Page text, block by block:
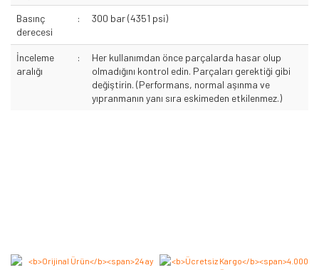
Basınç
derecesi
: 300 bar (4351 psi)
İnceleme
aralığı
:
Her kullanımdan önce parçalarda hasar olup
olmadığını kontrol edin. Parçaları gerektiği gibi
değiştirin. (Performans, normal aşınma ve
yıpranmanın yanı sıra eskimeden etkilenmez.)